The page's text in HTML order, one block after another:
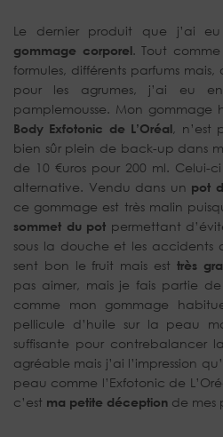
Le dernier produit que j’ai
gommage corporel. Tout
formules, différents parfums
pour les agrumes, j’ai eu
pamplemousse. Mon gommage
Body Exfotonic de L’Oréal, n’est
bien sûr plein de back-up dans
de 10 €uros pour 200 ml. Celui-
alternative. Vendu dans un pot
ce gommage est très malin
sommet du pot permettant
sous la douche et les accidents
sent bon le fruit mais est très
pas aimer, mais je fais partie
comme mon gommage
pellicule d’huile sur la peau
suffisante pour contrebalancer
agréable mais j’ai l’impression
peau comme l’Exfotonic de
c’est ma petite déception de mes